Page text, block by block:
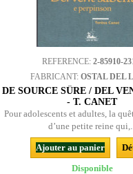
REFERENCE: 2-85910-
FABRICANT: OSTAL DEL
DE SOURCE SÛRE / DEL
- T. CANET
Pour adolescents et adultes, la
d’une petite reine
Ajouter au panier
Disponible